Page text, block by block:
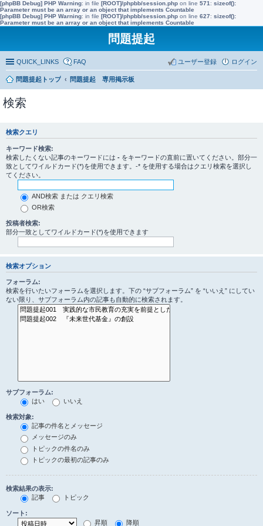
[phpBB Debug] PHP Warning: in file [ROOT]/phpbb/session.php on line 571 : sizeof():
Parameter must be an array or an object that implements Countable
[phpBB Debug] PHP Warning: in file [ROOT]/phpbb/session.php on line 627: sizeof():
Parameter must be an array or an object that implements Countable
問題提起
QUICK_LINKS FAQ ログイン
ユーザー登録
問題提起トップ 問題提起 専用掲示板
検索
検索クエリ
キーワード検索:
検索したくない記事のキーワードには - をキーワードの直前に置いてください。部分一
致としてワイルドカード(*)を使用できます。-* を使用する場合はクエリ検索を選択し
てください。
AND検索 または クエリ検索
OR検索
投稿者検索:
部分一致としてワイルドカード(*)を使用できます
検索オプション
フォーラム:
検索を行いたいフォーラムを選択します。下の “サブフォーラム” を “いいえ” にしてい
ない限り、サブフォーラム内の記事も自動的に検索されます。
サブフォーラム:
はい
いいえ
検索対象:
記事の件名とメッセージ
メッセージのみ
トピックの件名のみ
トピックの最初の記事のみ
検索結果の表示:
記事
トピック
ソート:
昇順
降順